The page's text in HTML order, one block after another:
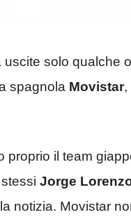
uscite solo qualche
spagnola Movistar,
proprio il team
Jorge
notizia. Movistar